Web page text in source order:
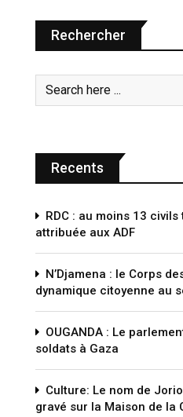
Rechercher
Recents
RDC : au moins 13
attribuée aux ADF
N’Djamena : le Corps
dynamique citoyenne au
OUGANDA : Le
soldats à Gaza
Culture: Le nom de
gravé sur la Maison de la